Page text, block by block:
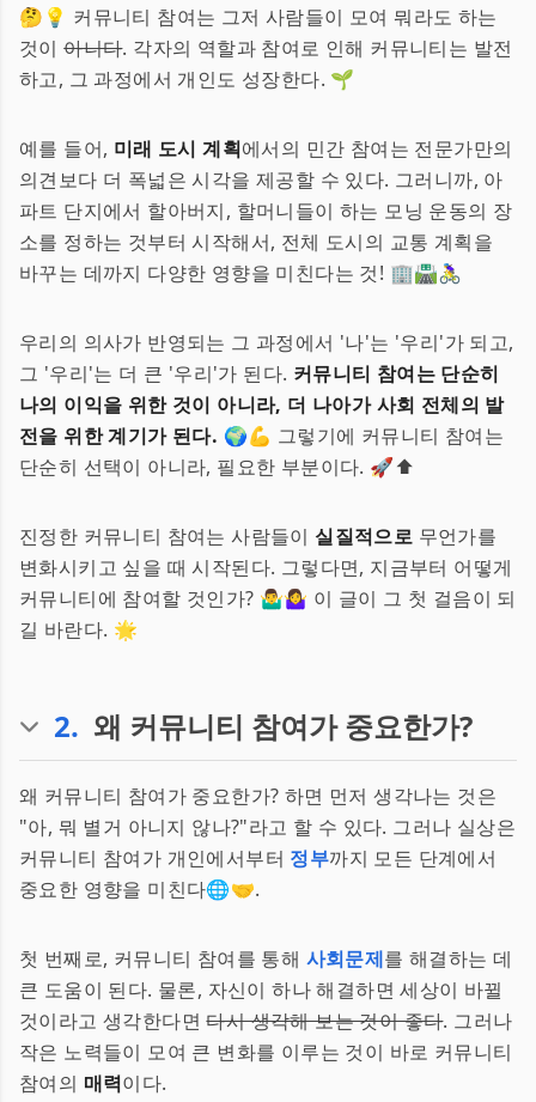
🤔💡 커뮤니티 참여는 그저 사람들이 모여 뭐라도 하는
것이아니다. 각자의 역할과 참여로 인해 커뮤니티는 발전
하고, 그 과정에서 개인도 성장한다. 🌱
예를 들어, 미래 도시 계획에서의 민간 참여는 전문가만의
의견보다 더 폭넓은 시각을 제공할 수 있다. 그러니까, 아
파트 단지에서 할아버지, 할머니들이 하는 모닝 운동의 장
소를 정하는 것부터 시작해서, 전체 도시의 교통 계획을
바꾸는 데까지 다양한 영향을 미친다는 것! 🏢🛣️🚴‍♀️
우리의 의사가 반영되는 그 과정에서 '나'는 '우리'가 되고,
그 '우리'는 더 큰 '우리'가 된다. 커뮤니티 참여는 단순히
나의 이익을 위한 것이 아니라, 더 나아가 사회 전체의 발
전을 위한 계기가 된다. 🌍💪 그렇기에 커뮤니티 참여는
단순히 선택이 아니라, 필요한 부분이다. 🚀⬆️
진정한 커뮤니티 참여는 사람들이 실질적으로 무언가를
변화시키고 싶을 때 시작된다. 그렇다면, 지금부터 어떻게
커뮤니티에 참여할 것인가? 🤷‍♂️🤷‍♀️ 이 글이 그 첫 걸음이 되
길 바란다. 🌟
2. 왜 커뮤니티 참여가 중요한가?
왜 커뮤니티 참여가 중요한가? 하면 먼저 생각나는 것은
"아, 뭐 별거 아니지 않나?"라고 할 수 있다. 그러나 실상은
커뮤니티 참여가 개인에서부터 정부까지 모든 단계에서
중요한 영향을 미친다🌐🤝.
첫 번째로, 커뮤니티 참여를 통해 사회문제를 해결하는 데
큰 도움이 된다. 물론, 자신이 하나 해결하면 세상이 바뀔
것이라고 생각한다면다시 생각해 보는 것이 좋다. 그러나
작은 노력들이 모여 큰 변화를 이루는 것이 바로 커뮤니티
참여의 매력이다.